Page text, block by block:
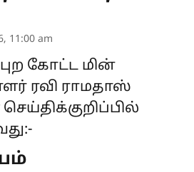
11:00 am
கோட்ட மின்
ரவி ராமதாஸ்